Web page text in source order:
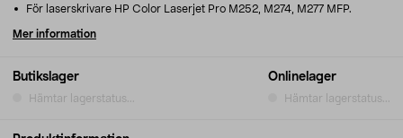
Butikslager
Hämtar lagerstatus...
Onlinelager
Hämtar lagerstatus...
För laserskrivare HP Color Laserjet Pro M252, M274, M277 MFP.
Mer information